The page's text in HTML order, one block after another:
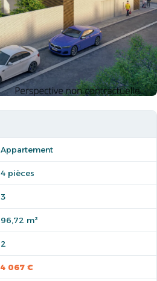
Appartement
4 pièces
3
96,72 m²
2
4 067 €